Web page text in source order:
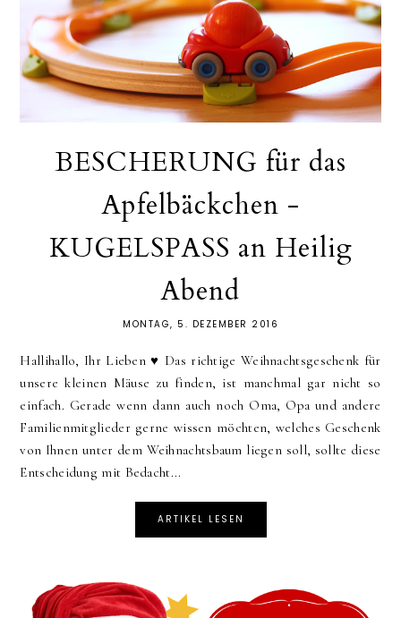
BESCHERUNG für das
Apfelbäckchen -
KUGELSPASS an Heilig
Abend
MONTAG, 5. DEZEMBER 2016
Hallihallo, Ihr Lieben ♥︎ Das richtige Weihnachtsgeschenk für
unsere kleinen Mäuse zu finden, ist manchmal gar nicht so
einfach. Gerade wenn dann auch noch Oma, Opa und andere
Familienmitglieder gerne wissen möchten, welches Geschenk
von Ihnen unter dem Weihnachtsbaum liegen soll, sollte diese
Entscheidung mit Bedacht...
ARTIKEL LESEN